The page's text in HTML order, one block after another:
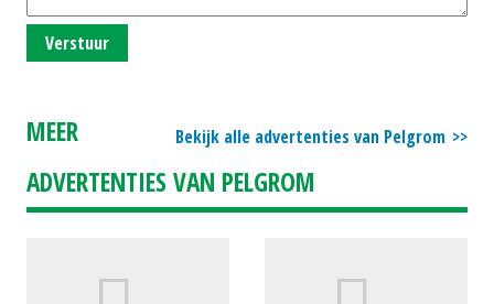
Verstuur
Bekijk alle advertenties van Pelgrom
MEER
ADVERTENTIES VAN PELGROM